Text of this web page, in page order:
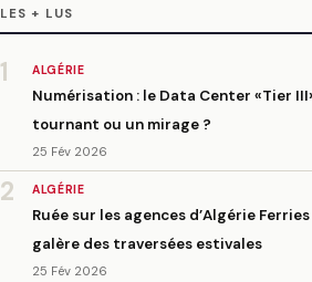
LES + LUS
1 ALGÉRIE
Numérisation : le Data Center «Tier
tournant ou un mirage ?
25 Fév 2026
2 ALGÉRIE
Ruée sur les agences d’Algérie
galère des traversées estivales
25 Fév 2026